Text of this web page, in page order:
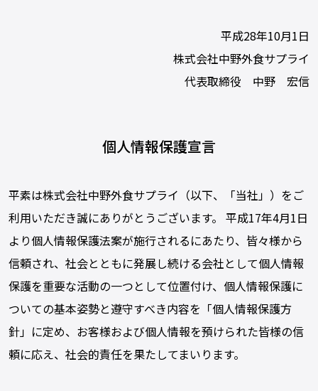
平成28年10月1日
株式会社中野外食サプライ
代表取締役 中野 宏信
個人情報保護宣言
平素は株式会社中野外食サプライ（以下、「当社」）をご
利用いただき誠にありがとうございます。 平成17年4月1日
より個人情報保護法案が施行されるにあたり、皆々様から
信頼され、社会とともに発展し続ける会社として個人情報
保護を重要な活動の一つとして位置付け、個人情報保護に
ついての基本姿勢と遵守すべき内容を「個人情報保護方
針」に定め、お客様および個人情報を預けられた皆様の信
頼に応え、社会的責任を果たしてまいります。